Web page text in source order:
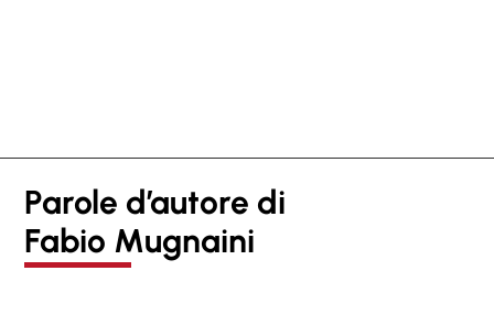
Parole d’autore di
Fabio Mugnaini